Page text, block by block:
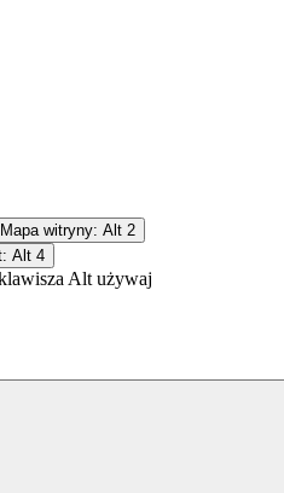
Mapa witryny: Alt 2
Alt 4
Alt używaj